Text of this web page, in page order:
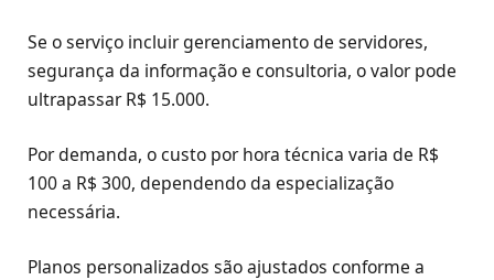
Se o serviço incluir gerenciamento de servidores,
segurança da informação e consultoria, o valor pode
ultrapassar R$ 15.000.
Por demanda, o custo por hora técnica varia de R$
100 a R$ 300, dependendo da especialização
necessária.
Planos personalizados são ajustados conforme a